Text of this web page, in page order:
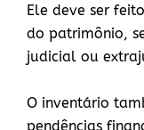
Ele deve ser
do patrimônio,
judicial ou
O inventário
pendências